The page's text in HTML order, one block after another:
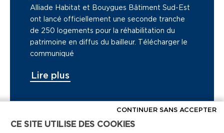
Alliade Habitat et Bouygues Bâtiment Sud-Est
ont lancé officiellement une seconde tranche
de 250 logements pour la réhabilitation du
patrimoine en diffus du bailleur. Télécharger le
communiqué
Lire plus
Voir tous les articles de presse
CE SITE UTILISE DES COOKIES
CONTINUER SANS ACCEPTER